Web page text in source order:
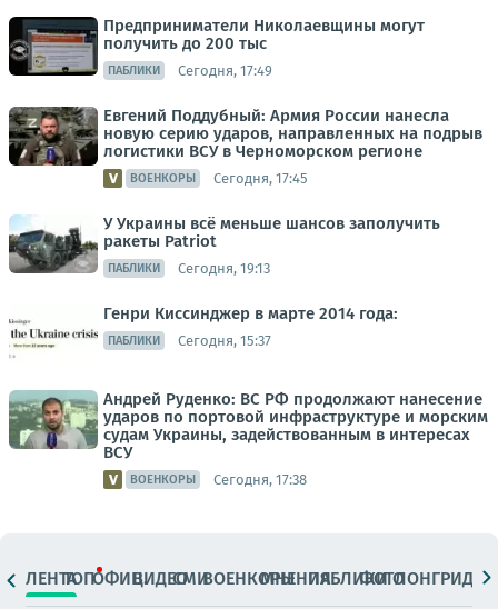
Предприниматели Николаевщины могут
получить до 200 тыс
ПАБЛИКИ Сегодня, 17:49
Евгений Поддубный: Армия России нанесла
новую серию ударов, направленных на подрыв
логистики ВСУ в Черноморском регионе
ВОЕНКОРЫ Сегодня, 17:45
У Украины всё меньше шансов заполучить
ракеты Patriot
ПАБЛИКИ Сегодня, 19:13
Генри Киссинджер в марте 2014 года:
ПАБЛИКИ Сегодня, 15:37
Андрей Руденко: ВС РФ продолжают нанесение
ударов по портовой инфраструктуре и морским
судам Украины, задействованным в интересах
ВСУ
ВОЕНКОРЫ Сегодня, 17:38
ЛЕНТАТОПОФИЦ.ВИДЕОСМИВОЕНКОРЫМНЕНИЯПАБЛИКИ
ФОТОЛОНГРИДЫ